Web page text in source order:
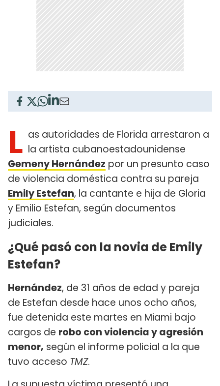
L as autoridades de Florida arrestaron a
la artista cubanoestadounidense
Gemeny Hernández por un presunto caso
de violencia doméstica contra su pareja
Emily Estefan, la cantante e hija de Gloria
y Emilio Estefan, según documentos
judiciales.
¿Qué pasó con la novia de Emily
Estefan?
Hernández, de 31 años de edad y pareja
de Estefan desde hace unos ocho años,
fue detenida este martes en Miami bajo
cargos de robo con violencia y agresión
menor, según el informe policial a la que
tuvo acceso TMZ.